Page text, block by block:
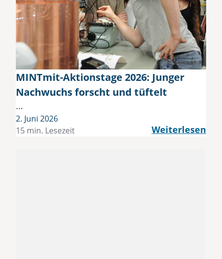
MINTmit-Aktionstage 2026: Junger
Nachwuchs forscht und tüftelt
…
2. Juni 2026
15 min. Lesezeit
Weiterlesen